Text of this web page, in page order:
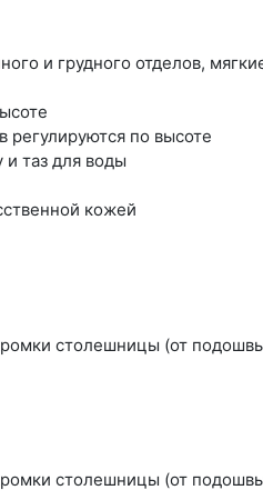
и грудного отделов,
регулируются по высоте
таз для воды
кожей
столешницы (от
столешницы (от